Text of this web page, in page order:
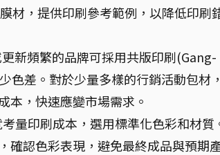
材，提供印刷參考範例，以降低印刷
新頻繁的品牌可採用共版印刷(Gang-
差。對於少量多樣的行銷活動包材，
本，快速應變市場需求。
量印刷成本，選用標準化色彩和材質
確認色彩表現，避免最終成品與預期